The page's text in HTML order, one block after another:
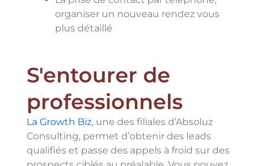
organiser un nouveau rendez vous
plus détaillé
S'entourer de
professionnels
La Growth Biz, une des filiales d’Absoluz
Consulting, permet d’obtenir des leads
qualifiés et passe des appels à froid sur des